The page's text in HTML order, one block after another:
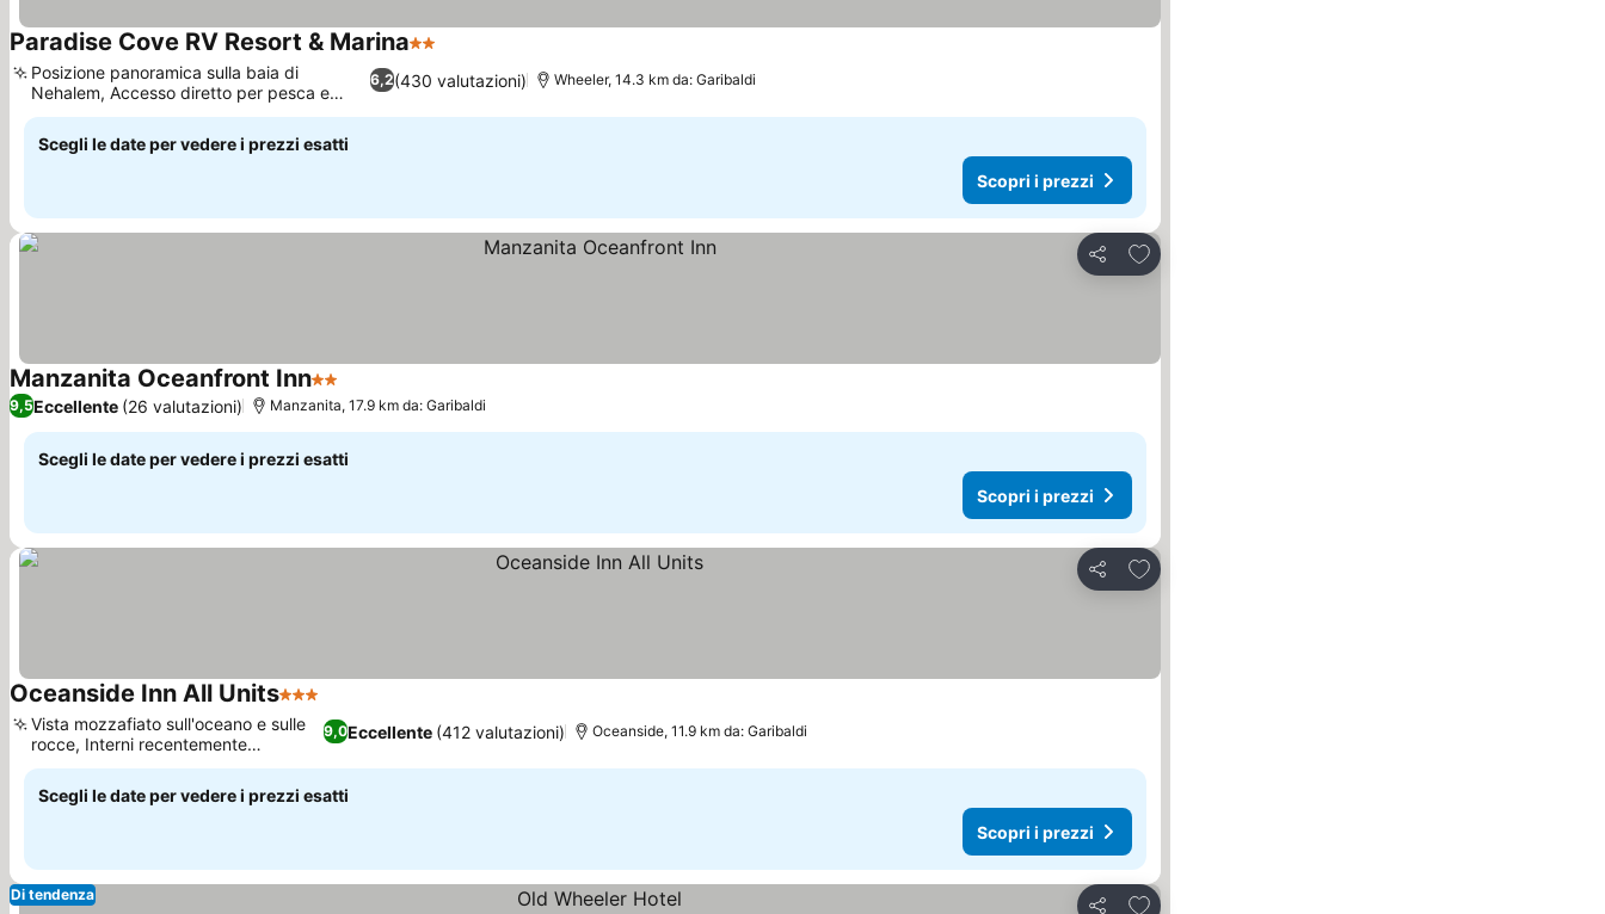
Paradise Cove RV Resort & Marina2 Stelle
6,2(430 valutazioni)
Posizione panoramica sulla baia di
Nehalem, Accesso diretto per pesca e
granchi
Wheeler, 14.3 km da: Garibaldi
Scegli le date per vedere i prezzi esatti
Scopri i prezzi
Condividi
Aggiungi ai preferiti
Manzanita Oceanfront Inn2 Stelle
9,5Eccellente (26 valutazioni) Manzanita, 17.9 km da: Garibaldi
Scegli le date per vedere i prezzi esatti
Scopri i prezzi
Condividi
Aggiungi ai preferiti
Oceanside Inn All Units3 Stelle
9,0Eccellente (412 valutazioni)
Vista mozzafiato sull'oceano e sulle
rocce, Interni recentemente
ristrutturati
Oceanside, 11.9 km da: Garibaldi
Scegli le date per vedere i prezzi esatti
Scopri i prezzi
Aggiungi ai preferiti
Di tendenza